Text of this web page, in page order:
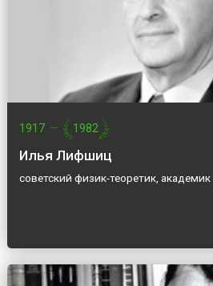
1917 — 1982
Илья Лифшиц
советский физик-теоретик, академик